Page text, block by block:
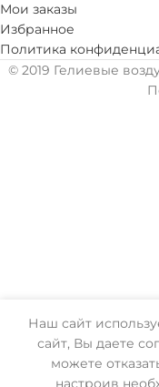
Мои заказы
Избранное
Политика
© 2019 Гелиевые
Наш сайт
сайт, Вы даете
можете
настроив